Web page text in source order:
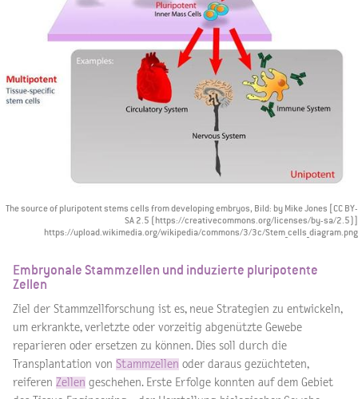
The source of pluripotent stems cells from developing embryos, Bild: by Mike Jones [CC BY-
SA 2.5 (https://creativecommons.org/licenses/by-sa/2.5)]
https://upload.wikimedia.org/wikipedia/commons/3/3c/Stem_cells_diagram.png
Embryonale Stammzellen und induzierte pluripotente
Zellen
Ziel der Stammzellforschung ist es, neue Strategien zu entwickeln,
um erkrankte, verletzte oder vorzeitig abgenützte Gewebe
reparieren oder ersetzen zu können. Dies soll durch die
Transplantation von Stammzellen oder daraus gezüchteten,
reiferen Zellen geschehen. Erste Erfolge konnten auf dem Gebiet